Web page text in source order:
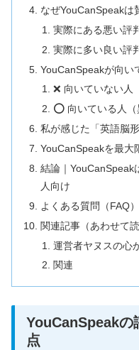
なぜYouCanSpeakは
実際にある悪い評
実際に多い良い評
YouCanSpeakが向い
❌ 向いていない人
⭕ 向いている人（
私が感じた「英語脳
YouCanSpeakを最大
結論｜YouCanSpeak
人向け
よくある質問（FAQ）
関連記事（あわせて読
運営者ヤヌスの心
関連
YouCanSpeakの
点